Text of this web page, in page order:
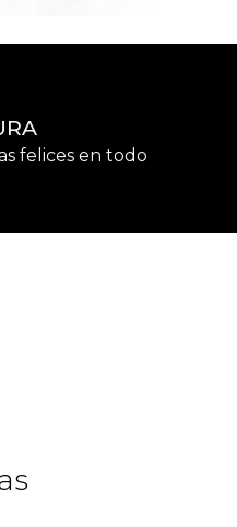
felices en todo